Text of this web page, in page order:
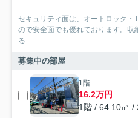
セキュリティ面は、オートロック
ので安全面でも優れております。収
る
募集中の部屋
1階
16.2万円
1階 / 64.10㎡ /